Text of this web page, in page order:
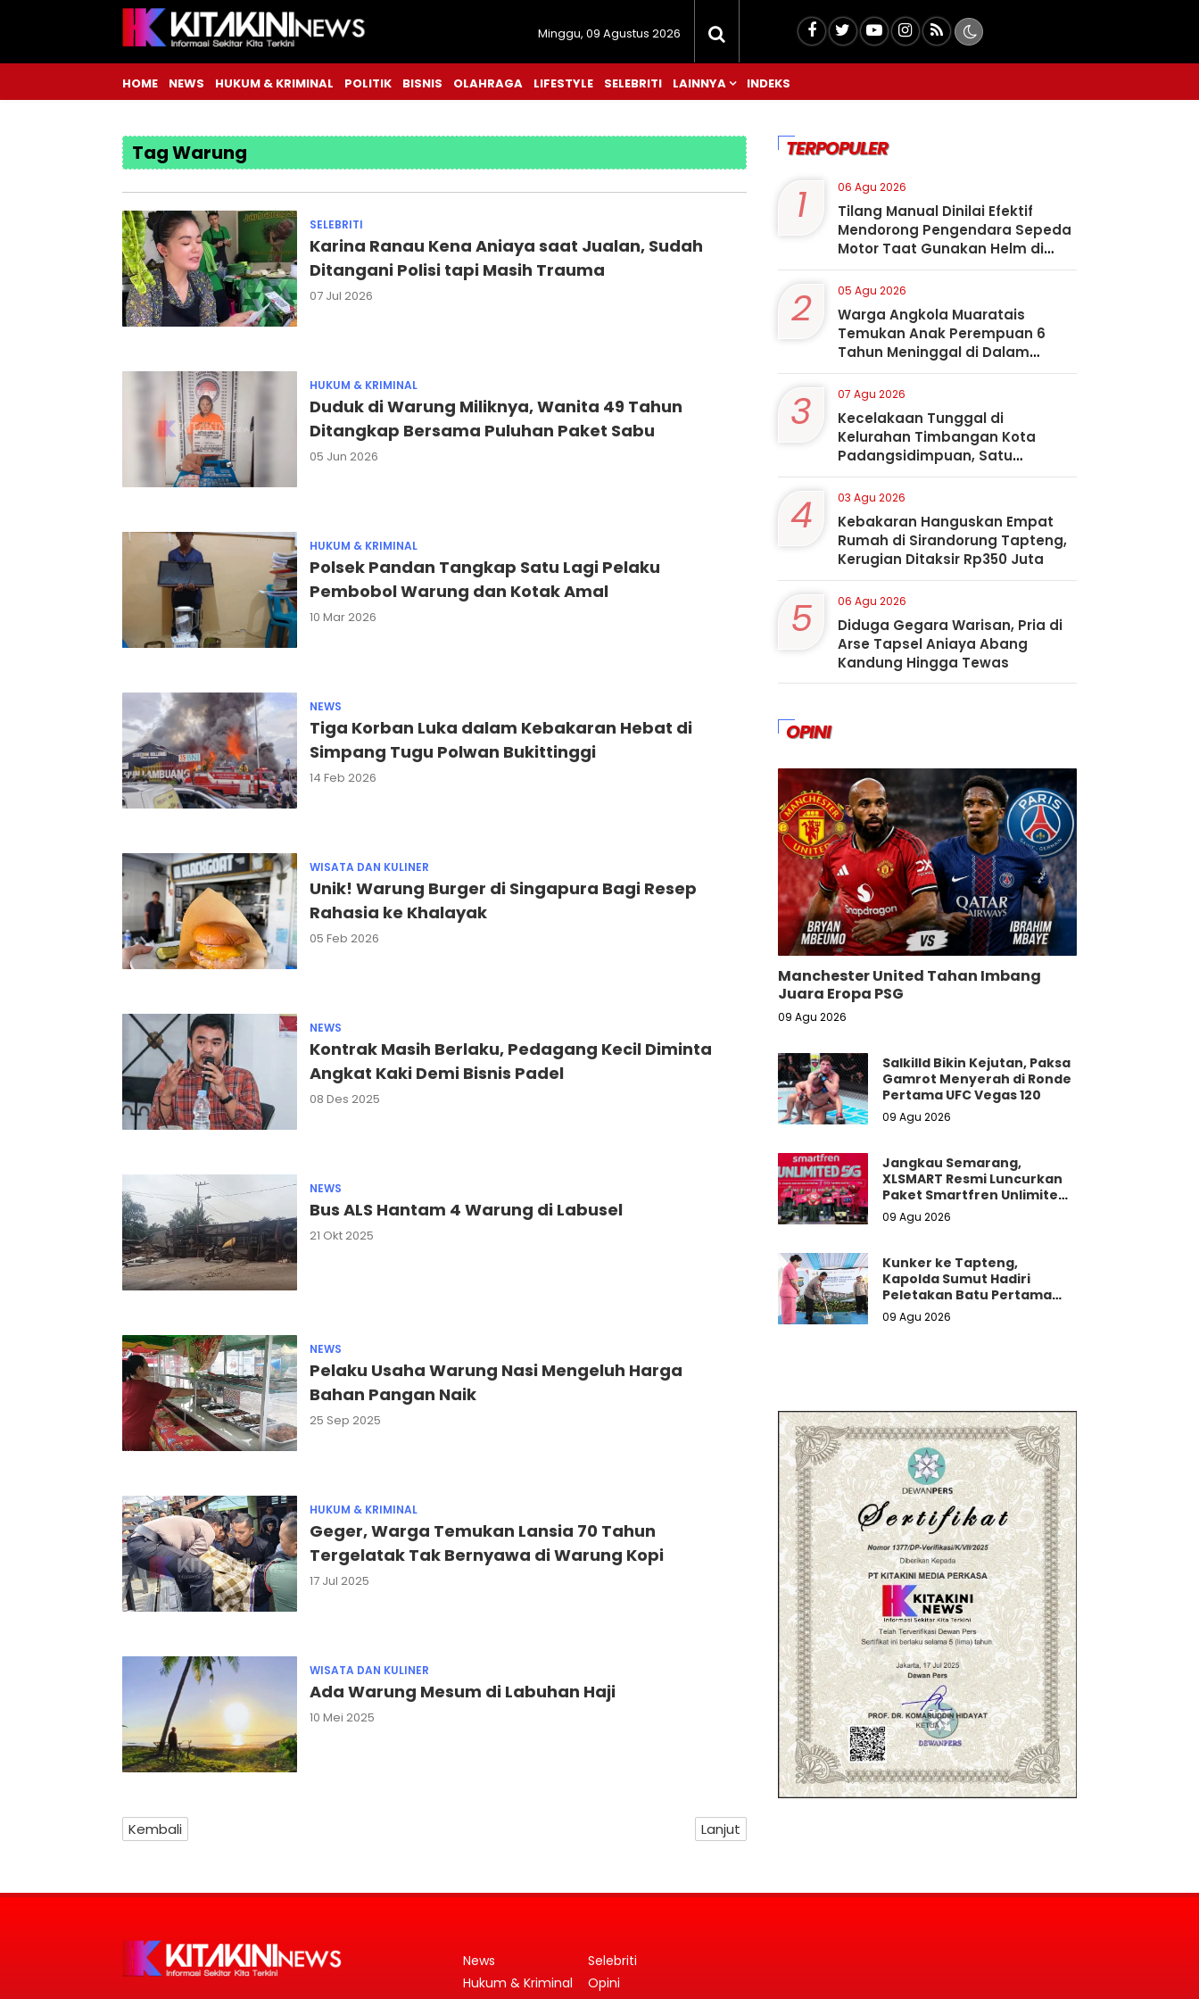
Minggu, 09 Agustus 2026
HOME NEWS HUKUM & KRIMINAL POLITIK BISNIS OLAHRAGA LIFESTYLE SELEBRITI LAINNYA INDEKS
Tag Warung
SELEBRITI
Karina Ranau Kena Aniaya saat Jualan, Sudah
Ditangani Polisi tapi Masih Trauma
07 Jul 2026
HUKUM & KRIMINAL
Duduk di Warung Miliknya, Wanita 49 Tahun
Ditangkap Bersama Puluhan Paket Sabu
05 Jun 2026
HUKUM & KRIMINAL
Polsek Pandan Tangkap Satu Lagi Pelaku
Pembobol Warung dan Kotak Amal
10 Mar 2026
NEWS
Tiga Korban Luka dalam Kebakaran Hebat di
Simpang Tugu Polwan Bukittinggi
14 Feb 2026
WISATA DAN KULINER
Unik! Warung Burger di Singapura Bagi Resep
Rahasia ke Khalayak
05 Feb 2026
NEWS
Kontrak Masih Berlaku, Pedagang Kecil Diminta
Angkat Kaki Demi Bisnis Padel
08 Des 2025
NEWS
Bus ALS Hantam 4 Warung di Labusel
21 Okt 2025
NEWS
Pelaku Usaha Warung Nasi Mengeluh Harga
Bahan Pangan Naik
25 Sep 2025
HUKUM & KRIMINAL
Geger, Warga Temukan Lansia 70 Tahun
Tergelatak Tak Bernyawa di Warung Kopi
17 Jul 2025
WISATA DAN KULINER
Ada Warung Mesum di Labuhan Haji
10 Mei 2025
Kembali Lanjut
TERPOPULER
1 06 Agu 2026
Tilang Manual Dinilai Efektif
Mendorong Pengendara Sepeda
Motor Taat Gunakan Helm di
Kota Padangsidimpuan
2 05 Agu 2026
Warga Angkola Muaratais
Temukan Anak Perempuan 6
Tahun Meninggal di Dalam
Sumur
3 07 Agu 2026
Kecelakaan Tunggal di
Kelurahan Timbangan Kota
Padangsidimpuan, Satu
Penumpang Tewas
4 03 Agu 2026
Kebakaran Hanguskan Empat
Rumah di Sirandorung Tapteng,
Kerugian Ditaksir Rp350 Juta
5 06 Agu 2026
Diduga Gegara Warisan, Pria di
Arse Tapsel Aniaya Abang
Kandung Hingga Tewas
OPINI
Manchester United Tahan Imbang
Juara Eropa PSG
09 Agu 2026
Salkilld Bikin Kejutan, Paksa
Gamrot Menyerah di Ronde
Pertama UFC Vegas 120
09 Agu 2026
Jangkau Semarang,
XLSMART Resmi Luncurkan
Paket Smartfren Unlimited
5G Tanpa Batas Kuota
09 Agu 2026
Kunker ke Tapteng,
Kapolda Sumut Hadiri
Peletakan Batu Pertama
Pembangunan Rusun Polres
09 Agu 2026
News
Hukum & Kriminal
Selebriti
Opini